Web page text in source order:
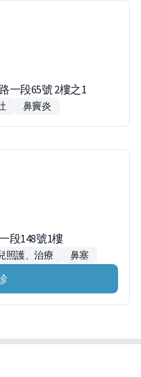
一段65號 2樓之1
鼻竇炎
段148號1樓
照護、治療 鼻塞